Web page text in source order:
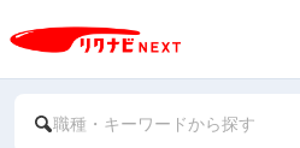
職種・キーワードから探す